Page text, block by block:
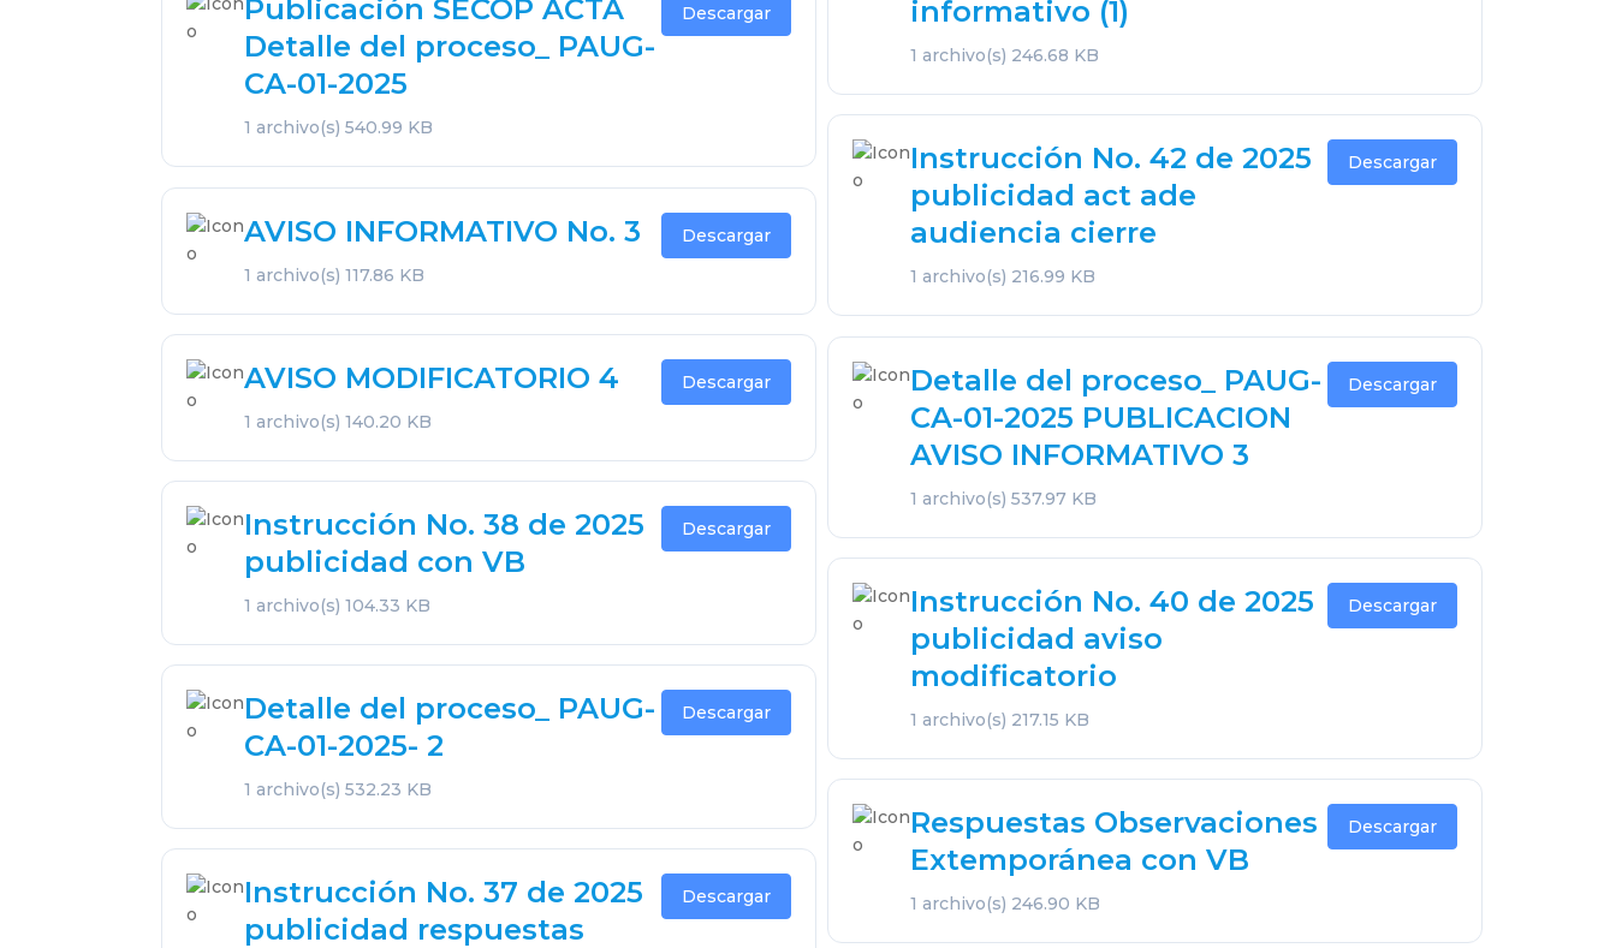
Publicación SECOP ACTA
Detalle del proceso_ PAUG-
CA-01-2025
1 archivo(s)540.99 KB
Descargar
AVISO INFORMATIVO No. 3
1 archivo(s)117.86 KB
Descargar
AVISO MODIFICATORIO 4
1 archivo(s)140.20 KB
Descargar
Instrucción No. 38 de 2025
publicidad con VB
1 archivo(s)104.33 KB
Descargar
Detalle del proceso_ PAUG-
CA-01-2025- 2
1 archivo(s)532.23 KB
Descargar
Instrucción No. 37 de 2025
publicidad respuestas
Descargar
informativo (1)
1 archivo(s) 246.68 KB
Instrucción No. 42 de 2025
publicidad act ade
audiencia cierre
1 archivo(s) 216.99 KB
Descargar
Detalle del proceso_ PAUG-
CA-01-2025 PUBLICACION
AVISO INFORMATIVO 3
1 archivo(s)537.97 KB
Descargar
Instrucción No. 40 de 2025
publicidad aviso
modificatorio
1 archivo(s) 217.15 KB
Descargar
Respuestas Observaciones
Extemporánea con VB
1 archivo(s) 246.90 KB
Descargar